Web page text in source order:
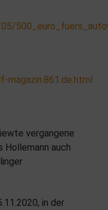
vergangene
Hollemann auch
in der